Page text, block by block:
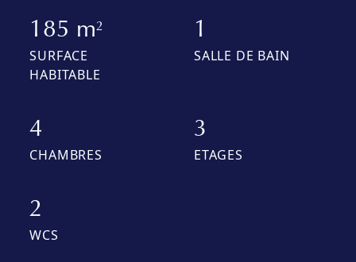
185 m2
SURFACE
HABITABLE
1
SALLE DE BAIN
4
CHAMBRES
3
ETAGES
2
WCS